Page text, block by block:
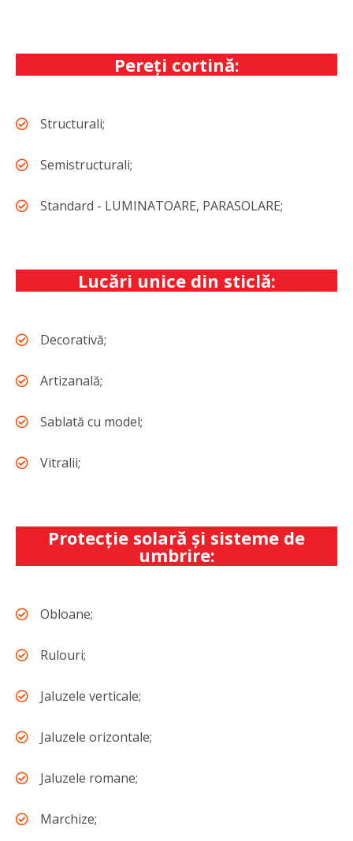
Pereţi cortină:
Structurali;
Semistructurali;
Standard - LUMINATOARE, PARASOLARE;
Lucări unice din sticlă:
Decorativă;
Artizanală;
Sablată cu model;
Vitralii;
Protecţie solară şi sisteme de
umbrire:
Obloane;
Rulouri;
Jaluzele verticale;
Jaluzele orizontale;
Jaluzele romane;
Marchize;